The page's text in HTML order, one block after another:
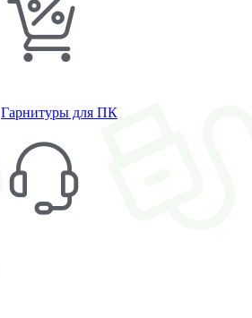
Гарнитуры для ПК